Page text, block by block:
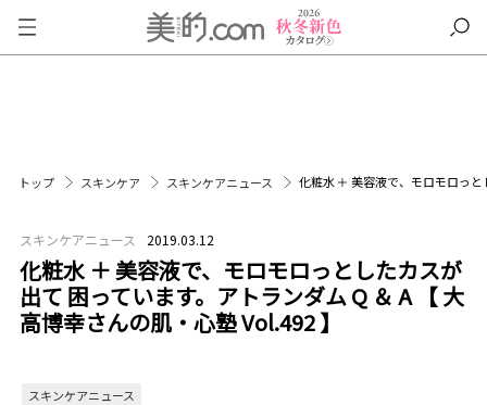
トップ スキンケア スキンケアニュース 化粧水 ＋ 美容液で、モロモロっ
スキンケアニュース 2019.03.12
化粧水 ＋ 美容液で、モロモロっとしたカスが
出て 困っています。アトランダム Q ＆ A 【 大
高博幸さんの肌・心塾 Vol.492 】
スキンケアニュース